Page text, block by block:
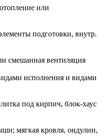
или
подготовки, внутр.
смешанная вентиляция
исполнения и видами
под кирпич, блок-хаус
мягкая кровля, ондулин,